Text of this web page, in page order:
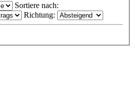
Sortiere nach:
Richtung: